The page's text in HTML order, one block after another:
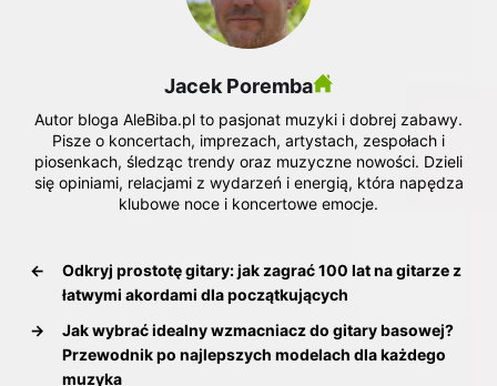
Jacek Poremba
Autor bloga AleBiba.pl to pasjonat muzyki i dobrej zabawy.
Pisze o koncertach, imprezach, artystach, zespołach i
piosenkach, śledząc trendy oraz muzyczne nowości. Dzieli
się opiniami, relacjami z wydarzeń i energią, która napędza
klubowe noce i koncertowe emocje.
←
Odkryj prostotę gitary: jak zagrać 100 lat na gitarze z
łatwymi akordami dla początkujących
→
Jak wybrać idealny wzmacniacz do gitary basowej?
Przewodnik po najlepszych modelach dla każdego
muzyka